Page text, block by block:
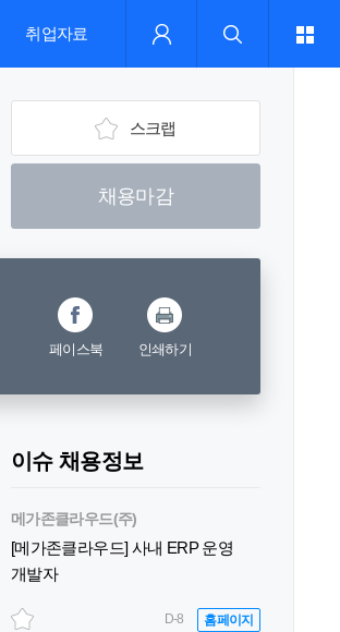
취업자료
스크랩
채용마감
페이스북 인쇄하기
이슈 채용정보
메가존클라우드(주)
[메가존클라우드] 사내 ERP 운영
개발자
D-8 홈페이지